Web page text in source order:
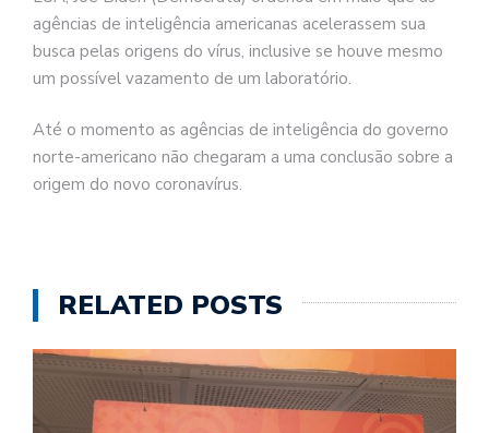
agências de inteligência americanas acelerassem sua
busca pelas origens do vírus, inclusive se houve mesmo
um possível vazamento de um laboratório.
Até o momento as agências de inteligência do governo
norte-americano não chegaram a uma conclusão sobre a
origem do novo coronavírus.
RELATED POSTS